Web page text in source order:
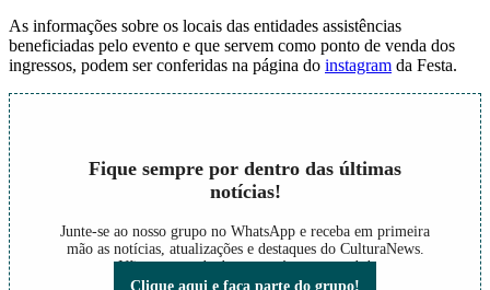
As informações sobre os locais das entidades assistências
beneficiadas pelo evento e que servem como ponto de venda dos
ingressos, podem ser conferidas na página do instagram da Festa.
Fique sempre por dentro das últimas
notícias!
Junte-se ao nosso grupo no WhatsApp e receba em primeira
mão as notícias, atualizações e destaques do CulturaNews.
Não perca nada do que está acontecendo!
Clique aqui e faça parte do grupo!